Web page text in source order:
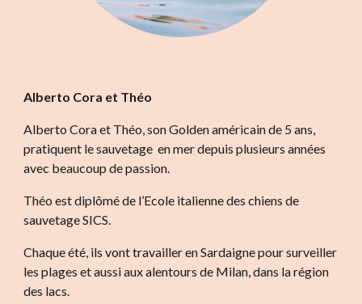
Alberto Cora et Théo
Alberto Cora et Théo, son Golden américain de 5 ans,
pratiquent le sauvetage en mer depuis plusieurs années
avec beaucoup de passion.
Théo est diplômé de l’Ecole italienne des chiens de
sauvetage SICS.
Chaque été, ils vont travailler en Sardaigne pour surveiller
les plages et aussi aux alentours de Milan, dans la région
des lacs.